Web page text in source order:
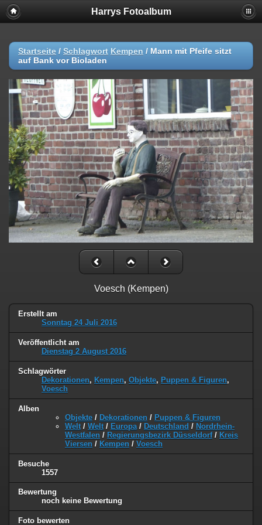
Harrys Fotoalbum
Startseite / Schlagwort Kempen / Mann mit Pfeife sitzt
auf Bank vor Bioladen
Voesch (Kempen)
Erstellt am
Sonntag 24 Juli 2016
Veröffentlicht am
Dienstag 2 August 2016
Schlagwörter
Dekorationen, Kempen, Objekte, Puppen & Figuren,
Voesch
Alben
Objekte / Dekorationen / Puppen & Figuren
Welt / Welt / Europa / Deutschland / Nordrhein-
Westfalen / Regierungsbezirk Düsseldorf/ Kreis
Viersen / Kempen / Voesch
Besuche
1557
Bewertung
noch keine Bewertung
Foto bewerten